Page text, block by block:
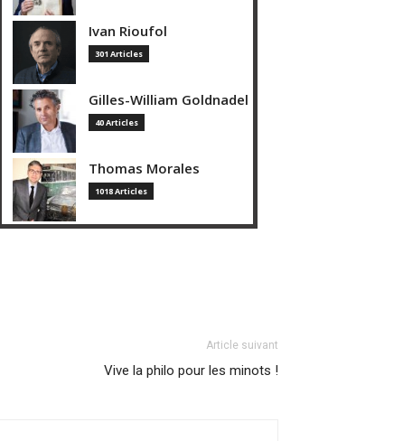
Ivan Rioufol
301 Articles
Gilles-William Goldnadel
40 Articles
Thomas Morales
1018 Articles
Article suivant
Vive la philo pour les minots !